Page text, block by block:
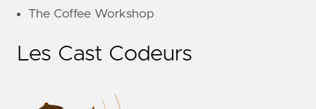
The Coffee Workshop
Les Cast Codeurs